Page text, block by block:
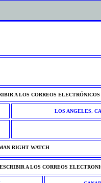
A LOS CORREOS ELECTRÓNICOS
LOS ANGELES, CA
RIGHT WATCH
A LOS CORREOS